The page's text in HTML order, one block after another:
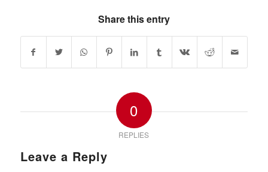
Share this entry
0
REPLIES
Leave a Reply